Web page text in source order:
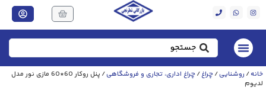
خانه/ روشنایی/چراغ/چراغ اداری، تجاری و فروشگاهی
/ پنل روکار 60*60 مازی نور مدل
لدیوم